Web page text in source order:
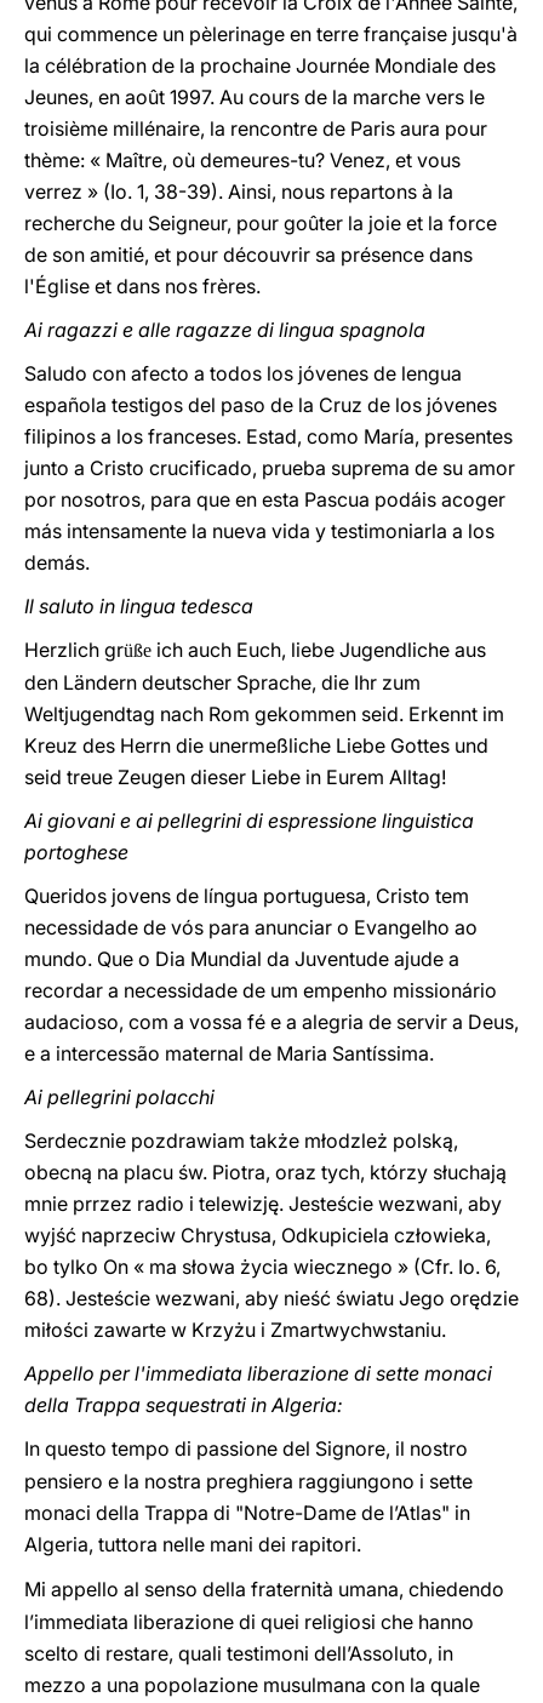
qui commence un pèlerinage en terre française jusqu'à
la célébration de la prochaine Journée Mondiale des
Jeunes, en août 1997. Au cours de la marche vers le
troisième millénaire, la rencontre de Paris aura pour
thème: « Maître, où demeures-tu? Venez, et vous
verrez » (Io. 1, 38-39). Ainsi, nous repartons à la
recherche du Seigneur, pour goûter la joie et la force
de son amitié, et pour découvrir sa présence dans
l'Église et dans nos frères.
Ai ragazzi e alle ragazze di lingua spagnola
Saludo con afecto a todos los jóvenes de lengua
española testigos del paso de la Cruz de los jóvenes
filipinos a los franceses. Estad, como María, presentes
junto a Cristo crucificado, prueba suprema de su amor
por nosotros, para que en esta Pascua podáis acoger
más intensamente la nueva vida y testimoniarla a los
demás.
Il saluto in lingua tedesca
Нerzlich grüße ich auch Euch, liebe Jugendliche aus
den Ländern deutscher Sprache, die Ihr zum
Weltjugendtag nach Rom gekommen seid. Erkennt im
Kreuz des Herrn die unermeßliche Liebe Gottes und
seid treue Zeugen dieser Liebe in Eurem Alltag!
Ai giovani e ai pellegrini di espressione linguistica
portoghese
Queridos jovens de língua portuguesa, Сristo tem
necessidade de vós para anunciar o Evangelho ao
mundo. Que o Dia Mundial da Juventude ajude a
recordar a necessidade de um empenho missionário
audacioso, com a vossa fé e a alegria de servir a Deus,
e a intercessão maternal de Maria Santíssima.
Ai pellegrini polacchi
Serdecznie pozdrawiam także młodzleż polską,
obecną na placu św. Piotra, oraz tych, którzy słuchają
mnie prrzez radio i telewizję. Jesteście wezwani, aby
wyjść naprzeciw Chrystusa, Odkupiciela człowieka,
bo tylko On « ma słowa życia wiecznego » (Cfr. Io. 6,
68). Jesteście wezwani, aby nieść światu Jego orędzie
miłości zawarte w Krzyżu i Zmartwychwstaniu.
Appello per l'immediata liberazione di sette monaci
della Trappa sequestrati in Algeria:
In questo tempo di passione del Signore, il nostro
pensiero e la nostra preghiera raggiungono i sette
monaci della Trappa di "Notre-Dame de l’Atlas" in
Algeria, tuttora nelle mani dei rapitori.
Mi appello al senso della fraternità umana, chiedendo
l’immediata liberazione di quei religiosi che hanno
scelto di restare, quali testimoni dell’Assoluto, in
mezzo a una popolazione musulmana con la quale